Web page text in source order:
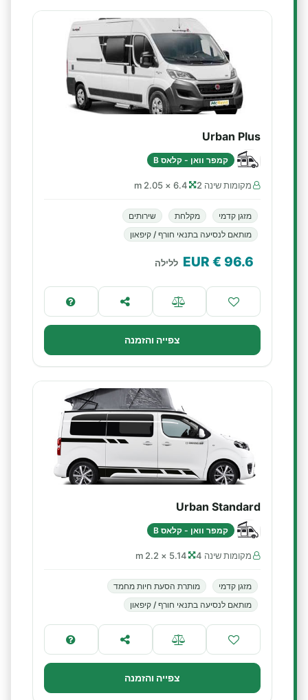
Urban Plus
קמפר וואן - קלאס B
מקומות שינה 2 6.4 × 2.05 m
מזגן קדמי מקלחת
שירותים
מותאם לנסיעה בתנאי חורף / קיפאון
96.6
€ EUR ללילה
צפייה והזמנה
Urban Standard
קמפר וואן - קלאס B
מקומות שינה 4 5.14 × 2.2 m
מזגן קדמי
מותרת הסעת חיות מחמד
מותאם לנסיעה בתנאי חורף / קיפאון
צפייה והזמנה